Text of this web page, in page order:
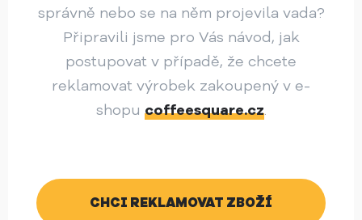
správně nebo se na něm projevila vada?
Připravili jsme pro Vás návod, jak
postupovat v případě, že chcete
reklamovat výrobek zakoupený v e-
shopu coffeesquare.cz.
CHCI REKLAMOVAT ZBOŽÍ